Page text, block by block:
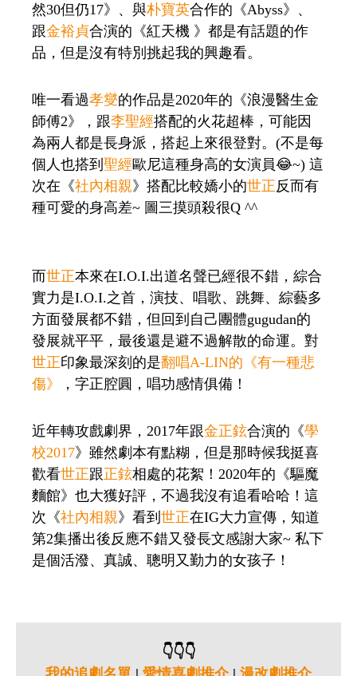
然30但仍17》、與朴寶英合作的《Abyss》、
跟金裕貞合演的《紅天機 》都是有話題的作
品，但是沒有特別挑起我的興趣看。
唯一看過孝燮的作品是2020年的《浪漫醫生金
師傅2》，跟李聖經搭配的火花超棒，可能因
為兩人都是長身派，搭起上來很登對。(不是每
個人也搭到聖經歐尼這種身高的女演員😂~) 這
次在《社內相親》搭配比較嬌小的世正反而有
種可愛的身高差~ 圖三摸頭殺很Q ^^
而世正本來在I.O.I.出道名聲已經很不錯，綜合
實力是I.O.I.之首，演技、唱歌、跳舞、綜藝多
方面發展都不錯，但回到自己團體gugudan的
發展就平平，最後還是避不過解散的命運。對
世正印象最深刻的是翻唱A-LIN的《有一種悲
傷》
，字正腔圓，唱功感情俱備！
近年轉攻戲劇界，2017年跟金正鉉合演的《學
校2017》雖然劇本有點糊，但是那時候我挺喜
歡看世正跟正鉉相處的花絮！2020年的《驅魔
麵館》也大獲好評，不過我沒有追看哈哈！這
次《社內相親》看到世正在IG大力宣傳，知道
第2集播出後反應不錯又發長文感謝大家~ 私下
是個活潑、真誠、聰明又勤力的女孩子！
👇👇👇